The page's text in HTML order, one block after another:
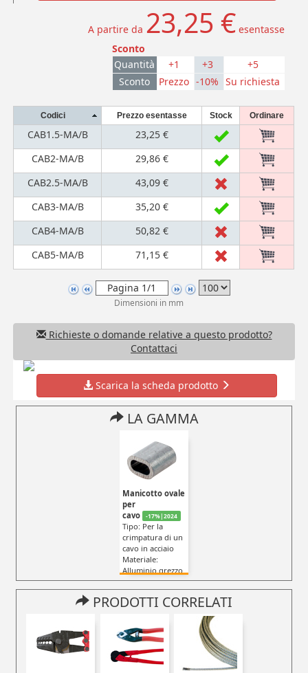
A partire da 23,25 € esentasse
Sconto
Quantità
+1 +3
+5
Sconto
Prezzo -10% Su richiesta
Codici Prezzo esentasse Stock Ordinare
CAB1.5-MA/B
23,25 €
CAB2-MA/B
29,86 €
CAB2.5-MA/B
43,09 €
CAB3-MA/B
35,20 €
CAB4-MA/B
50,82 €
CAB5-MA/B
71,15 €
Dimensioni in mm
Richieste o domande relative a questo prodotto?
Contattaci
Scarica la scheda prodotto
LA GAMMA
Manicotto ovale
per
cavo
-17%|2024
Tipo: Per la
crimpatura di un
cavo in acciaio
Materiale:
Alluminio grezzo
T° d’utilizzo: max
100°C
PRODOTTI CORRELATI